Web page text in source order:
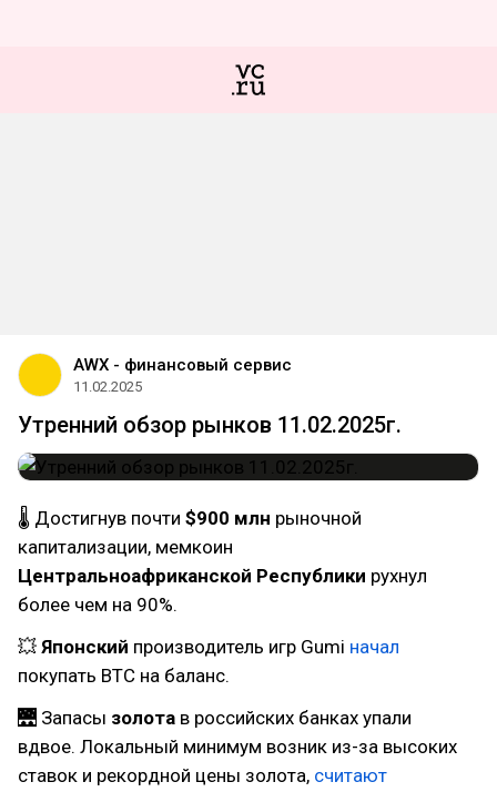
AWX - финансовый сервис
11.02.2025
Утренний обзор рынков 11.02.2025г.
🌡 Достигнув почти $900 млн рыночной
капитализации, мемкоин
Центральноафриканской Республики рухнул
более чем на 90%.
💥 Японский производитель игр Gumi начал
покупать BTC на баланс.
🌉 Запасы золота в российских банках упали
вдвое. Локальный минимум возник из-за высоких
ставок и рекордной цены золота, считают